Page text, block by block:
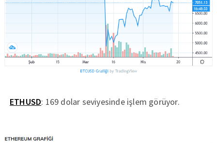
ETHUSD: 169 dolar seviyesinde işlem görüyor.